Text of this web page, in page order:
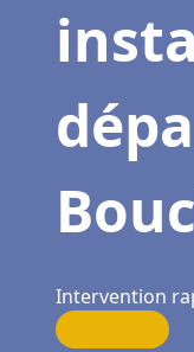
Intervention